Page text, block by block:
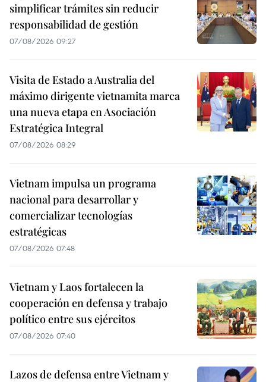
simplificar trámites sin reducir
responsabilidad de gestión
07/08/2026 09:27
Visita de Estado a Australia del
máximo dirigente vietnamita marca
una nueva etapa en Asociación
Estratégica Integral
07/08/2026 08:29
Vietnam impulsa un programa
nacional para desarrollar y
comercializar tecnologías
estratégicas
07/08/2026 07:48
Vietnam y Laos fortalecen la
cooperación en defensa y trabajo
político entre sus ejércitos
07/08/2026 07:40
Lazos de defensa entre Vietnam y